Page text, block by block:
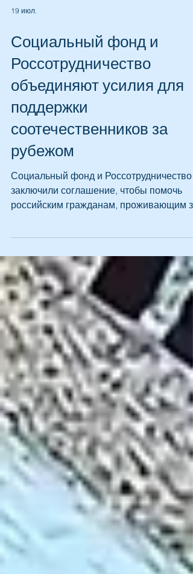
19 июл.
Социальный фонд и
Россотрудничество
объединяют усилия для
поддержки
соотечественников за
рубежом
заключили соглашение, чтобы помочь
российским гражданам, проживающим за
пределами РФ, в решении пенсионных и
социальных вопросов. Свои подписи
поставили председатель Соцфонда
Сергей Чирков и руководитель Агентства
Игорь Чайка. В рамках соглашения
стороны будут системно информировать
россиян о порядке и условиях
предоставления социального и
пенсионного обеспечения.
Соответствующая информация будет
адресована людям пенсионного и
предпенсионно